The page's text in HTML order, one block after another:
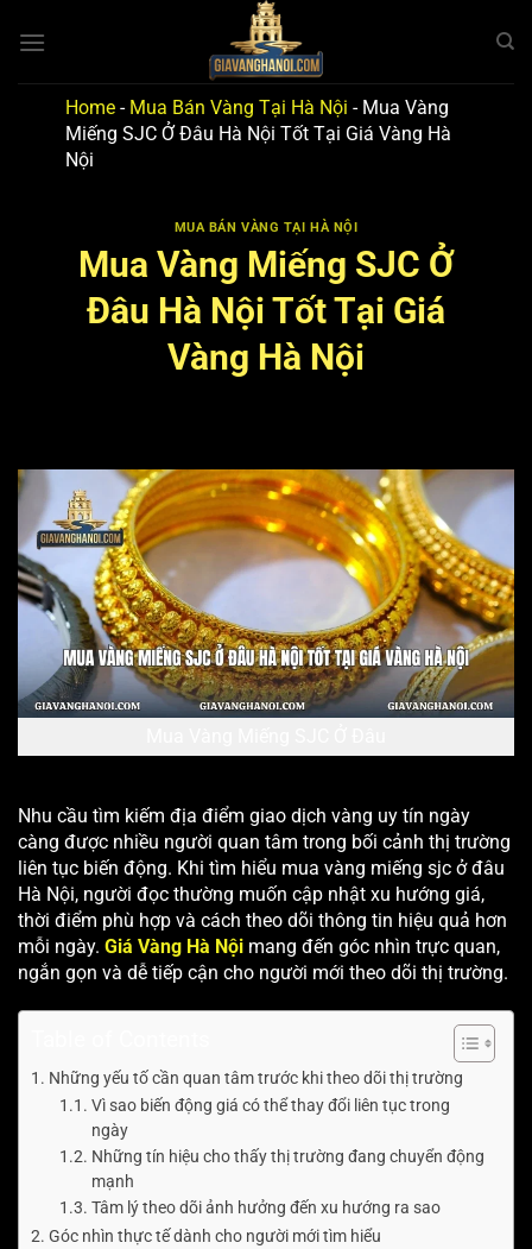
qua
Home - Mua Bán Vàng Tại Hà Nội - Mua Vàng
Miếng SJC Ở Đâu Hà Nội Tốt Tại Giá Vàng Hà
Nội
MUA BÁN VÀNG TẠI HÀ NỘI
Mua Vàng Miếng SJC Ở
Đâu Hà Nội Tốt Tại Giá
Vàng Hà Nội
Nhu cầu tìm kiếm địa điểm giao dịch vàng uy tín ngày
càng được nhiều người quan tâm trong bối cảnh thị trường
liên tục biến động. Khi tìm hiểu mua vàng miếng sjc ở đâu
Hà Nội, người đọc thường muốn cập nhật xu hướng giá,
thời điểm phù hợp và cách theo dõi thông tin hiệu quả hơn
mỗi ngày. Giá Vàng Hà Nội mang đến góc nhìn trực quan,
ngắn gọn và dễ tiếp cận cho người mới theo dõi thị trường.
Những yếu tố cần quan tâm trước khi theo dõi thị trường
Vì sao biến động giá có thể thay đổi liên tục trong
ngày
Những tín hiệu cho thấy thị trường đang chuyển động
mạnh
Tâm lý theo dõi ảnh hưởng đến xu hướng ra sao
Góc nhìn thực tế dành cho người mới tìm hiểu